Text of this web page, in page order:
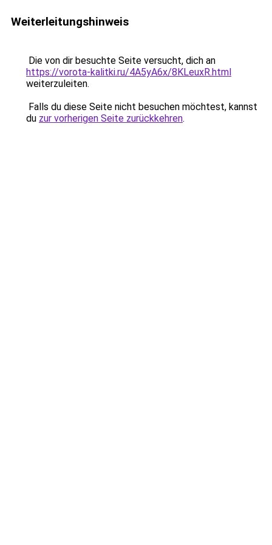
Weiterleitungshinweis
Die von dir besuchte Seite versucht, dich an
https://vorota-kalitki.ru/4A5yA6x/8KLeuxR.html
weiterzuleiten.
Falls du diese Seite nicht besuchen möchtest, kannst
du zur vorherigen Seite zurückkehren.